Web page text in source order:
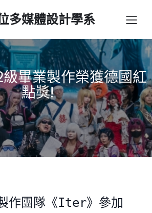
多媒體設計學系
級畢業製作榮獲德國紅
點獎!
作團隊《Iter》參加